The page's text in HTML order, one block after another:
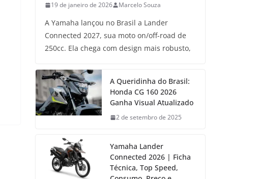
19 de janeiro de 2026 Marcelo Souza
A Yamaha lançou no Brasil a Lander
Connected 2027, sua moto on/off-road de
250cc. Ela chega com design mais robusto,
A Queridinha do Brasil:
Honda CG 160 2026
Ganha Visual Atualizado
2 de setembro de 2025
Yamaha Lander
Connected 2026 | Ficha
Técnica, Top Speed,